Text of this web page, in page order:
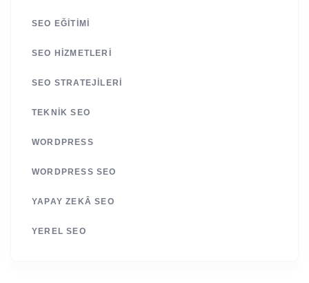
SEO EĞITIMI
SEO HIZMETLERI
SEO STRATEJILERI
TEKNIK SEO
WORDPRESS
WORDPRESS SEO
YAPAY ZEKÂ SEO
YEREL SEO